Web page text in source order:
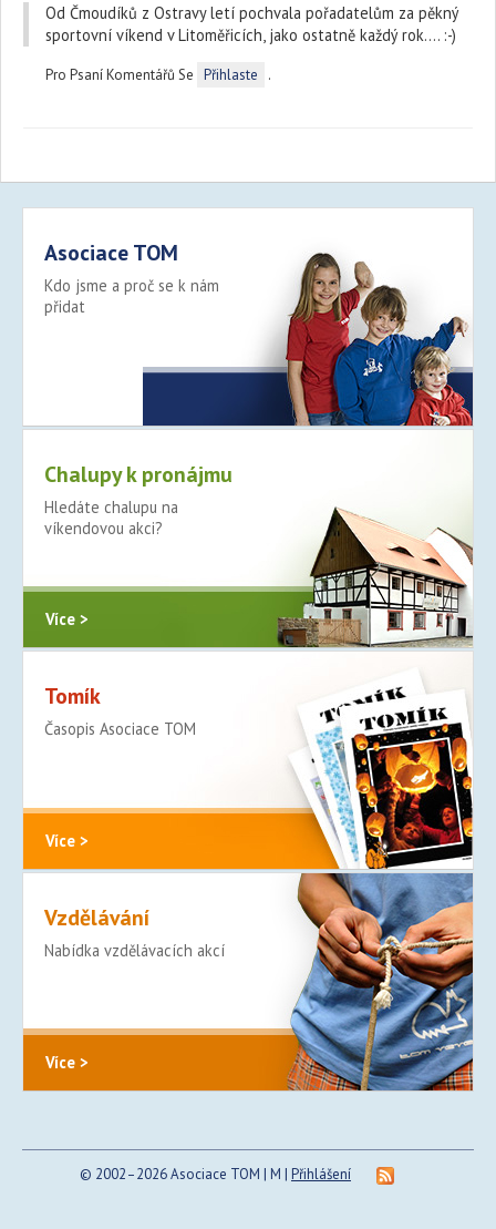
Od Čmoudíků z Ostravy letí pochvala pořadatelům za pěkný
sportovní víkend v Litoměřicích, jako ostatně každý rok.... :-)
Pro Psaní Komentářů Se Přihlaste .
Asociace TOM
Kdo jsme a proč se k nám
přidat
Chalupy k pronájmu
Hledáte chalupu na
víkendovou akci?
Více >
Tomík
Časopis Asociace TOM
Více >
Vzdělávání
Nabídka vzdělávacích akcí
Více >
© 2002–2026 Asociace TOM | M | Přihlášení